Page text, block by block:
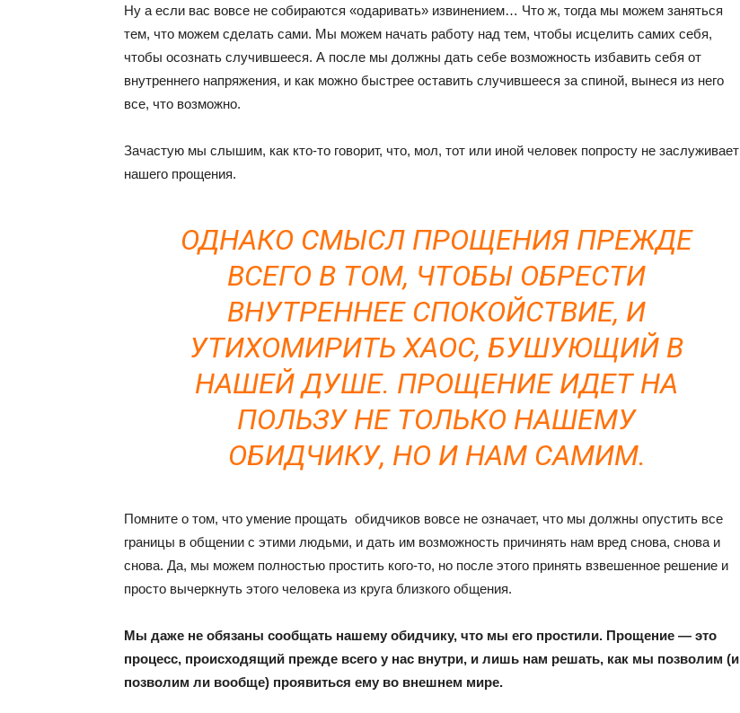
Ну а если вас вовсе не собираются «одаривать» извинением… Что ж, тогда мы можем заняться
тем, что можем сделать сами. Мы можем начать работу над тем, чтобы исцелить самих себя,
чтобы осознать случившееся. А после мы должны дать себе возможность избавить себя от
внутреннего напряжения, и как можно быстрее оставить случившееся за спиной, вынеся из него
все, что возможно.
Зачастую мы слышим, как кто-то говорит, что, мол, тот или иной человек попросту не заслуживает
нашего прощения.
ОДНАКО СМЫСЛ ПРОЩЕНИЯ ПРЕЖДЕ
ВСЕГО В ТОМ, ЧТОБЫ ОБРЕСТИ
ВНУТРЕННЕЕ СПОКОЙСТВИЕ, И
УТИХОМИРИТЬ ХАОС, БУШУЮЩИЙ В
НАШЕЙ ДУШЕ. ПРОЩЕНИЕ ИДЕТ НА
ПОЛЬЗУ НЕ ТОЛЬКО НАШЕМУ
ОБИДЧИКУ, НО И НАМ САМИМ.
Помните о том, что умение прощать обидчиков вовсе не означает, что мы должны опустить все
границы в общении с этими людьми, и дать им возможность причинять нам вред снова, снова и
снова. Да, мы можем полностью простить кого-то, но после этого принять взвешенное решение и
просто вычеркнуть этого человека из круга близкого общения.
Мы даже не обязаны сообщать нашему обидчику, что мы его простили. Прощение — это
процесс, происходящий прежде всего у нас внутри, и лишь нам решать, как мы позволим (и
позволим ли вообще) проявиться ему во внешнем мире.